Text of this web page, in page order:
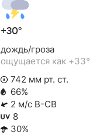
+30°
дождь/гроза
ощущается как +33°
742 мм рт. ст.
66%
2 м/с В-СВ
8
30%